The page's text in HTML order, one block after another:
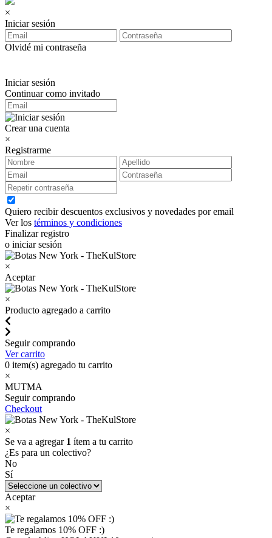
×
Iniciar sesión
Olvidé mi contraseña
Iniciar sesión
Continuar como invitado
Crear una cuenta
×
Registrarme
Quiero recibir descuentos exclusivos y novedades por email
Ver los términos y condiciones
Finalizar registro
o iniciar sesión
×
Aceptar
×
Producto agregado a carrito
Seguir comprando
Ver carrito
0 item(s) agregado tu carrito
×
MUTMA
Seguir comprando
Checkout
×
Se va a agregar 1 ítem a tu carrito
¿Es para un colectivo?
No
Sí
Aceptar
×
Te regalamos 10% OFF :)